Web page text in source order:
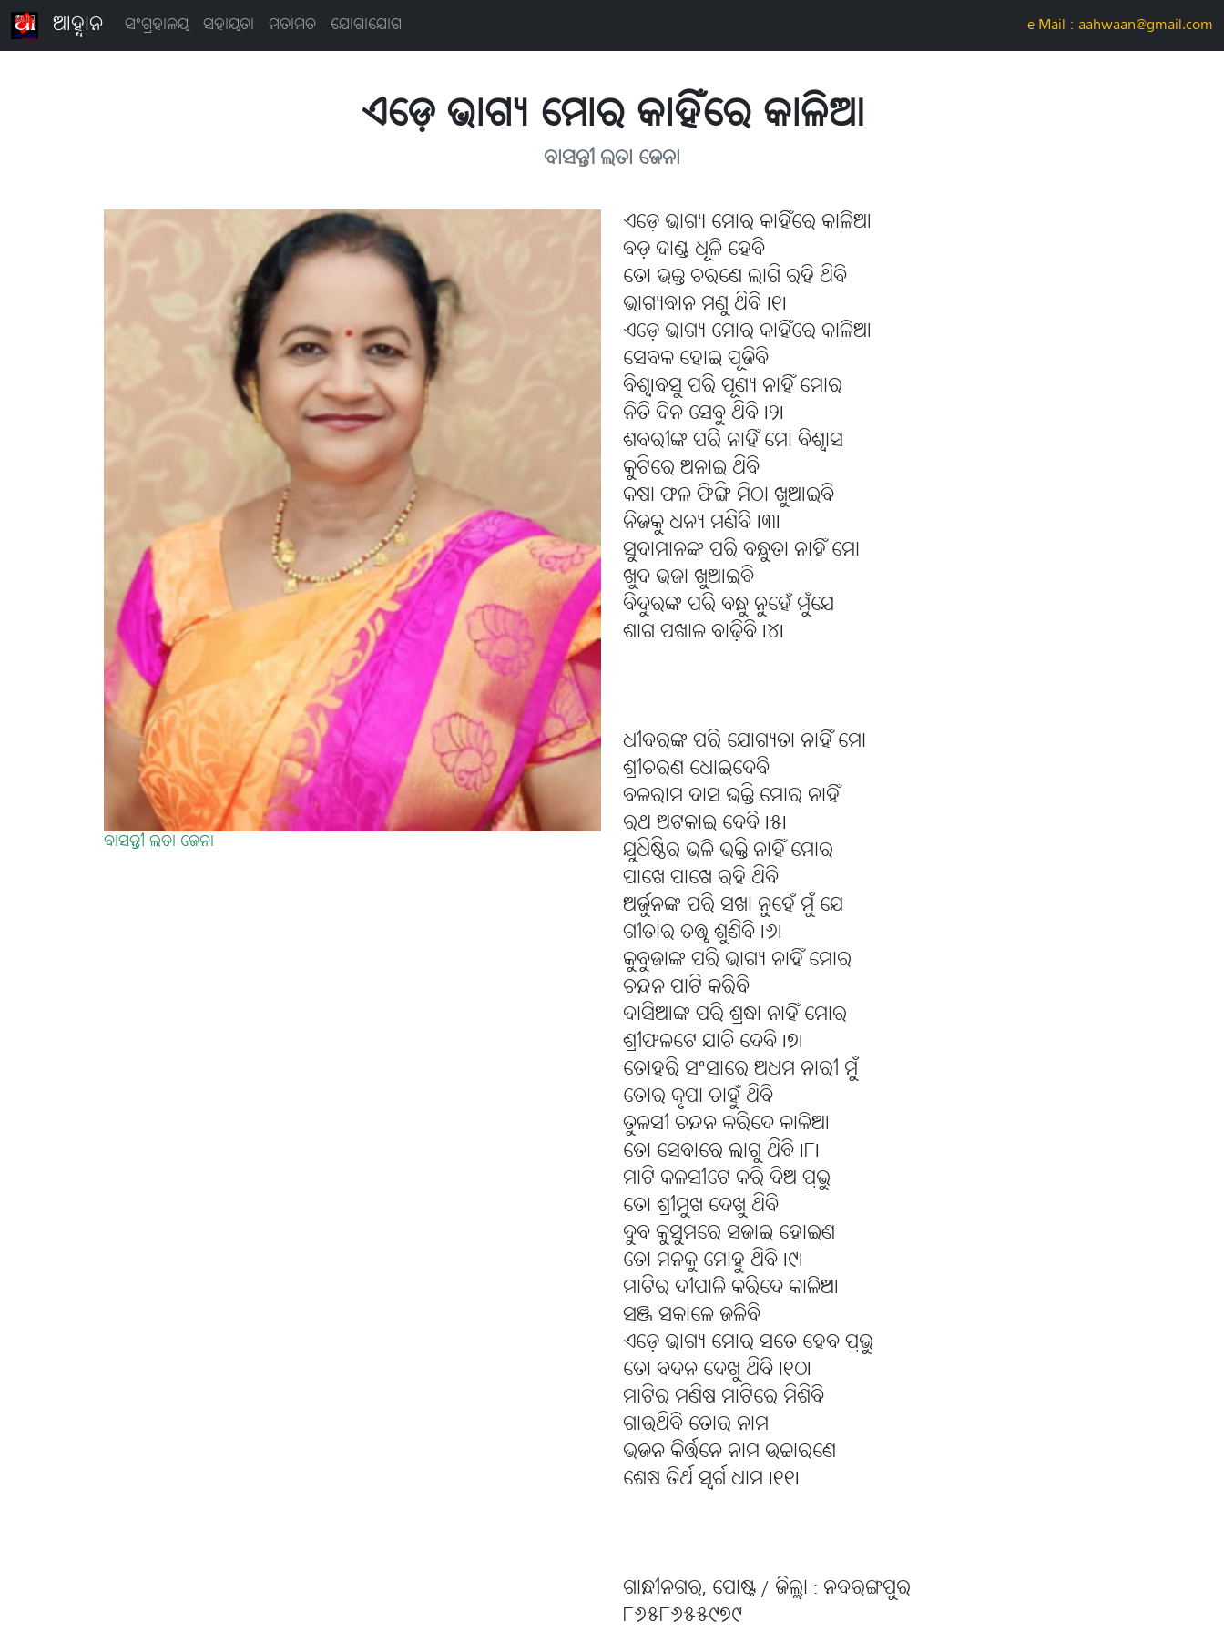
ଆହ୍ବାନ ସଂଗ୍ରହାଳୟ ସହାୟତା ମତାମତ ଯୋଗାଯୋଗ e-Mail : aahwaan@gmail.com
ଏଡ଼େ ଭାଗ୍ୟ ମୋର କାହିଁରେ କାଳିଆ
ବାସନ୍ତୀ ଲତା ଜେନା
ବାସନ୍ତୀ ଲତା ଜେନା
ଏଡ଼େ ଭାଗ୍ୟ ମୋର କାହିଁରେ କାଳିଆ
ବଡ଼ ଦାଣ୍ଡ ଧୂଳି ହେବି
ତୋ ଭକ୍ତ ଚରଣେ ଲାଗି ରହି ଥିବି
ଭାଗ୍ୟବାନ ମଣୁ ଥିବି l୧l
ଏଡ଼େ ଭାଗ୍ୟ ମୋର କାହିଁରେ କାଳିଆ
ସେବକ ହୋଇ ପୂଜିବି
ବିଶ୍ୱlବସୁ ପରି ପୂଣ୍ୟ ନାହିଁ ମୋର
ନିତି ଦିନ ସେବୁ ଥିବି l୨l
ଶବରୀଙ୍କ ପରି ନାହିଁ ମୋ ବିଶ୍ୱାସ
କୁଟିରେ ଅନାଇ ଥିବି
କଷା ଫଳ ଫିଙ୍ଗି ମିଠା ଖୁଆଇବି
ନିଜକୁ ଧନ୍ୟ ମଣିବି l୩l
ସୁଦାମାନଙ୍କ ପରି ବନ୍ଧୁତା ନାହିଁ ମୋ
ଖୁଦ ଭଜା ଖୁଆଇବି
ବିଦୁରଙ୍କ ପରି ବନ୍ଧୁ ନୁହେଁ ମୁଁଯେ
ଶାଗ ପଖାଳ ବାଢ଼ିବି l୪l
ଧୀବରଙ୍କ ପରି ଯୋଗ୍ୟତା ନାହିଁ ମୋ
ଶ୍ରୀଚରଣ ଧୋଇଦେବି
ବଳରାମ ଦାସ ଭକ୍ତି ମୋର ନାହିଁ
ରଥ ଅଟକାଇ ଦେବି l୫l
ଯୁଧିଷ୍ଠିର ଭଳି ଭକ୍ତି ନାହିଁ ମୋର
ପାଖେ ପାଖେ ରହି ଥିବି
ଅର୍ଜୁନଙ୍କ ପରି ସଖା ନୁହେଁ ମୁଁ ଯେ
ଗୀତାର ତତ୍ତ୍ୱ ଶୁଣିବି l୬l
କୁବୁଜାଙ୍କ ପରି ଭାଗ୍ୟ ନାହିଁ ମୋର
ଚନ୍ଦନ ପାଟି କରିବି
ଦାସିଆଙ୍କ ପରି ଶ୍ରଦ୍ଧା ନାହିଁ ମୋର
ଶ୍ରୀଫଳଟେ ଯାଚି ଦେବି l୭l
ତୋହରି ସଂସାରେ ଅଧମ ନାରୀ ମୁଁ
ତୋର କୃପା ଚାହୁଁ ଥିବି
ତୁଳସୀ ଚନ୍ଦନ କରିଦେ କାଳିଆ
ତୋ ସେବାରେ ଲାଗୁ ଥିବି l୮l
ମାଟି କଳସୀଟେ କରି ଦିଅ ପ୍ରଭୁ
ତୋ ଶ୍ରୀମୁଖ ଦେଖୁ ଥିବି
ଦୁବ କୁସୁମରେ ସଜାଇ ହୋଇଣ
ତୋ ମନକୁ ମୋହୁ ଥିବି l୯l
ମାଟିର ଦୀପାଳି କରିଦେ କାଳିଆ
ସଞ୍ଜ ସକାଳେ ଜଳିବି
ଏଡ଼େ ଭାଗ୍ୟ ମୋର ସତେ ହେବ ପ୍ରଭୁ
ତୋ ବଦନ ଦେଖୁ ଥିବି l୧୦l
ମାଟିର ମଣିଷ ମାଟିରେ ମିଶିବି
ଗାଉଥିବି ତୋର ନାମ
ଭଜନ କିର୍ତ୍ତନେ ନାମ ଉଚ୍ଚାରଣେ
ଶେଷ ତିର୍ଥ ସ୍ୱର୍ଗ ଧାମ l୧୧l
ଗାନ୍ଧୀନଗର, ପୋଷ୍ଟ / ଜିଲ୍ଲା : ନବରଙ୍ଗପୁର
୮୬୫୮୬୫୫୯୭୯